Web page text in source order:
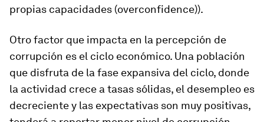
propias capacidades (overconfidence)).
Otro factor que impacta en la percepción de
corrupción es el ciclo económico. Una población
que disfruta de la fase expansiva del ciclo, donde
la actividad crece a tasas sólidas, el desempleo es
decreciente y las expectativas son muy positivas,